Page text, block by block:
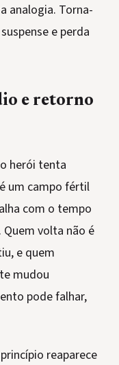
analogia. Torna-
e perda
e retorno
herói tenta
um campo fértil
com o tempo
volta não é
e quem
mudou
pode falhar,
reaparece